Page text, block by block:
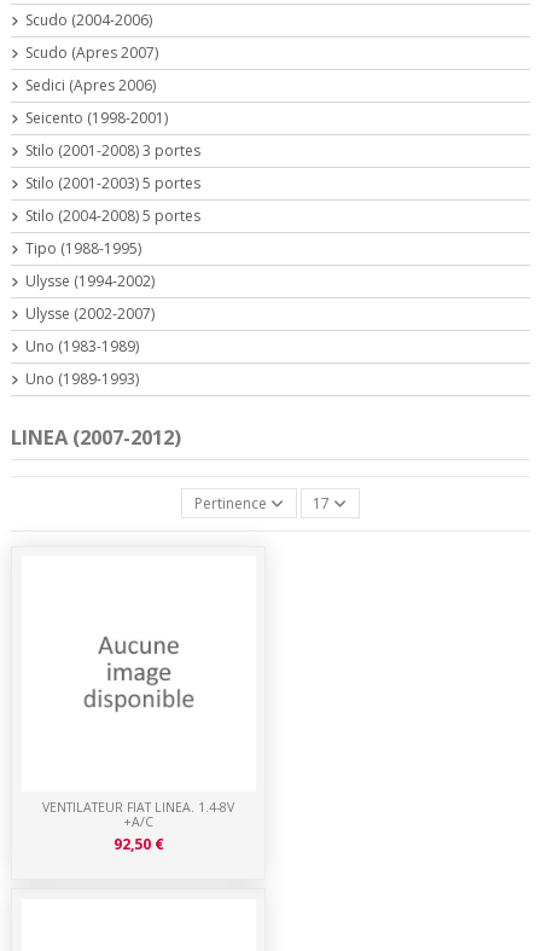
LINEA (2007-2012)
Pertinence 17
VENTILATEUR FIAT LINEA. 1.4-8V
+A/C
92,50 €
Scudo (2004-2006)
Scudo (Apres 2007)
Sedici (Apres 2006)
Seicento (1998-2001)
Stilo (2001-2008) 3 portes
Stilo (2001-2003) 5 portes
Stilo (2004-2008) 5 portes
Tipo (1988-1995)
Ulysse (1994-2002)
Ulysse (2002-2007)
Uno (1983-1989)
Uno (1989-1993)